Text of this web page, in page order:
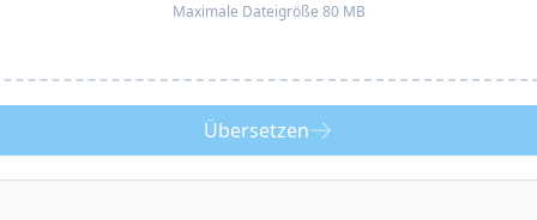
Maximale Dateigröße 80 MB
Übersetzen